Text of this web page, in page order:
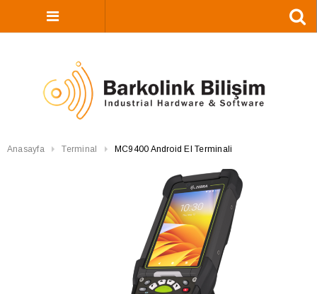
Anasayfa Terminal MC9400 Android El Terminali